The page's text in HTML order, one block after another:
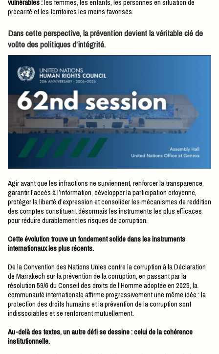
vulnérables :les femmes, les enfants, les personnes en situation de
précarité et les territoires les moins favorisés.
Dans cette perspective, la prévention devient la véritable clé de
voûte des politiques d’intégrité.
Agir avant que les infractions ne surviennent, renforcer la transparence,
garantir l’accès à l’information, développer la participation citoyenne,
protéger la liberté d’expression et consolider les mécanismes de reddition
des comptes constituent désormais les instruments les plus efficaces
pour réduire durablement les risques de corruption.
Cette évolution trouve un fondement solide dans les instruments
internationaux les plus récents.
De la Convention des Nations Unies contre la corruption à la Déclaration
de Marrakech sur la prévention de la corruption, en passant par la
résolution 59/6 du Conseil des droits de l’Homme adoptée en 2025, la
communauté internationale affirme progressivement une même idée : la
protection des droits humains et la prévention de la corruption sont
indissociables et se renforcent mutuellement.
Au-delà des textes, un autre défi se dessine : celui de la cohérence
institutionnelle.